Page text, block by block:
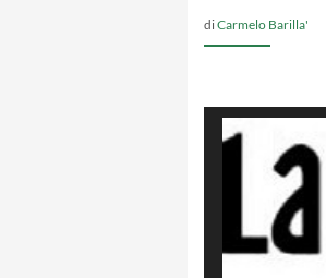
diCarmelo Barilla'